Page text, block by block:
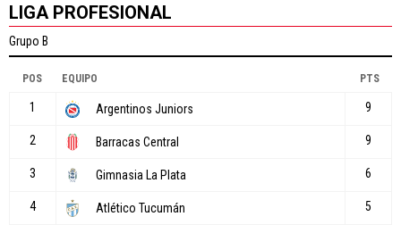
LIGA PROFESIONAL